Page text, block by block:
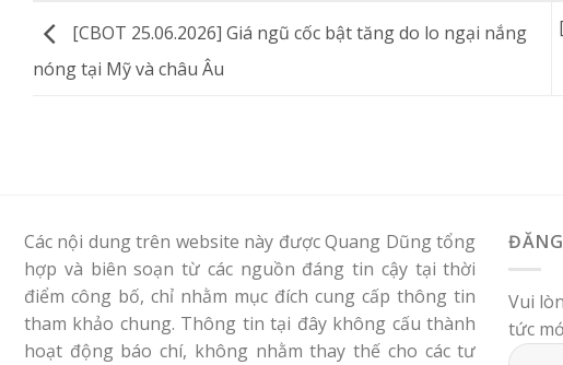
[CBOT 25.06.2026] Giá ngũ cốc bật tăng do lo ngại nắng
nóng tại Mỹ và châu Âu
Các nội dung trên website này được Quang Dũng tổng
hợp và biên soạn từ các nguồn đáng tin cậy tại thời
điểm công bố, chỉ nhằm mục đích cung cấp thông tin
tham khảo chung. Thông tin tại đây không cấu thành
hoạt động báo chí, không nhằm thay thế cho các tư
Vui
tức